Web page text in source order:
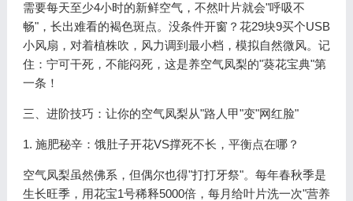
需要每天至少4小时的新鲜空气，不然叶片就会"呼吸不
畅"，长出难看的褐色斑点。没条件开窗？花29块9买个USB
小风扇，对着植株吹，风力调到最小档，模拟自然微风。记
住：宁可干死，不能闷死，这是养空气凤梨的"葵花宝典"第
一条！
三、进阶技巧：让你的空气凤梨从"路人甲"变"网红脸"
1. 施肥秘辛：饿肚子开花VS撑死不长，平衡点在哪？
空气凤梨虽然佛系，但偶尔也得"打打牙祭"。每年春秋季是
生长旺季，用花宝1号稀释5000倍，每月给叶片洗一次"营养